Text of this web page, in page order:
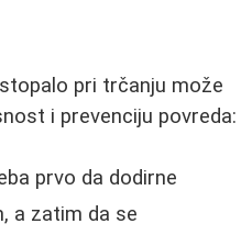
pri trčanju može
i prevenciju povreda:
prvo da dodirne
a zatim da se